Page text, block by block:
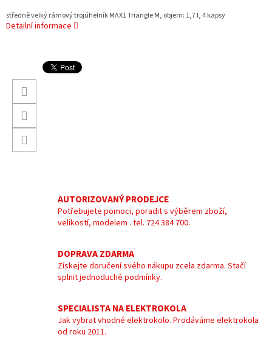
středně velký rámový trojúhelník MAX1 Triangle M, objem: 1,7 l, 4 kapsy
Detailní informace
AUTORIZOVANÝ PRODEJCE
Potřebujete pomoci, poradit s výběrem zboží,
velikostí, modelem . tel. 724 384 700.
DOPRAVA ZDARMA
Získejte doručení svého nákupu zcela zdarma. Stačí
splnit jednoduché podmínky.
SPECIALISTA NA ELEKTROKOLA
Jak vybrat vhodné elektrokolo. Prodáváme elektrokola
od roku 2011.